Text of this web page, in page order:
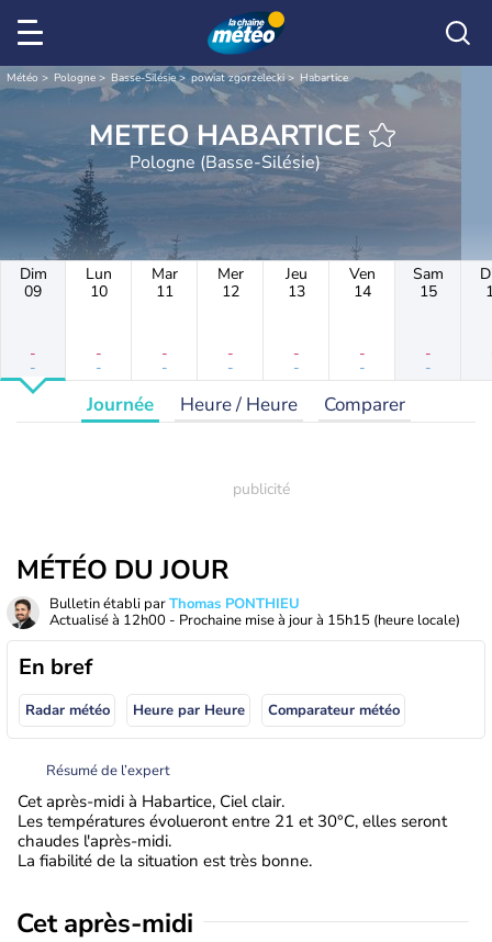
Météo Pologne Basse-Silésie powiat zgorzelecki Habartice
METEO HABARTICE
Pologne (Basse-Silésie)
Dim
09
-
-
Lun
10
-
-
Mar
11
-
-
Mer
12
-
-
Jeu
13
-
-
Ven
14
-
-
Sam
15
-
-
Journée Heure / Heure Comparer
MÉTÉO DU JOUR
Bulletin établi parThomas PONTHIEU
Actualisé à 12h00 - Prochaine mise à jour à 15h15 (heure locale)
En bref
Radar météo Heure par Heure Comparateur météo
Résumé de l’expert
Cet après-midi à Habartice, Ciel clair.
Les températures évolueront entre 21 et 30°C, elles seront
chaudes l'après-midi.
La fiabilité de la situation est très bonne.
Cet après-midi